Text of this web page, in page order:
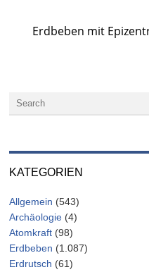
Erdbeben mit
KATEGORIEN
Allgemein (543)
Archäologie (4)
Atomkraft (98)
Erdbeben (1.087)
Erdrutsch (61)